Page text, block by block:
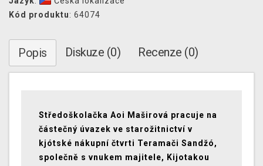
Kód produktu: 64074
Popis Diskuze (0) Recenze (0)
Středoškolačka Aoi Maširová pracuje na
částečný úvazek ve starožitnictví v
kjótské nákupní čtvrti Teramači Sandžó,
společně s vnukem majitele, Kijotakou